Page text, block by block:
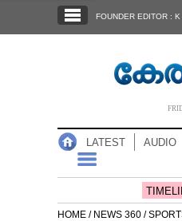
NOTIFIED NEWS
FOUNDER EDITOR :
LATEST AUDIO
HOME / NEWS 360 /